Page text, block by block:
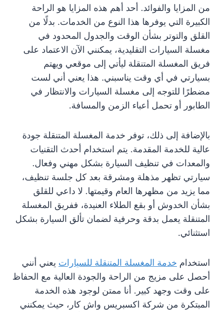
من المزايا والفوائد. أحد أهم هذه المزايا هو الراحة
الكبيرة التي يوفرها هذا النوع من الخدمات. بدلًا من
القلق والتوتر بشأن الوقت والجدول المحدود في
مغسلة السيارات التقليدية، يمكنني الآن الاعتماد على
فريق المغسلة المتنقلة ليأتي إلى موقعي ويهتم
بسيارتي في أي وقت يناسبني. هذا يعني أني لست
مضطرًا للتوجه إلى مغسلة السيارات والانتظار في
الطابور أو تحمل أعباء الزمن والمسافة.
بالإضافة إلى ذلك، توفر خدمة المغسلة المتنقلة جودة
عالية للخدمة المقدمة. يتم استخدام أحدث التقنيات
والمعدات في تنظيف السيارة بشكل مهني وفعال.
سيارتي تظهر مذهلة ومشرقة بعد كل جلسة تنظيف،
مما يزيد من مظهرها العام وقيمتها. لا داعي للقلق
بشأن الخدوش أو بقع الطلاء العنيدة، ففريق المغسلة
المتنقلة يعمل بدقة وحرفية لضمان تألق السيارة بشكل
استثنائي.
استخدام خدمة المغسلة المتنقلة للسيارات يعني أنني
أحصل على مزيج من الراحة والجودة العالية مع الحفاظ
على وقت وجهد كبير. أنا ممتن لوجود هذه الخدمة
المبتكرة من شركة اكسبريس واش كار، حيث يمكنني